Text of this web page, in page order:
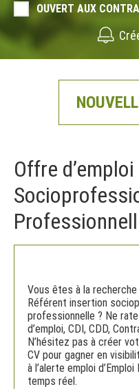
OUVERT AUX
Offre
Vous êtes à la
Référent insertion
professionnelle ? Ne
d’emploi, CDI, CDD,
N’hésitez pas à créer
CV pour gagner en
à l’alerte emploi
temps réel.